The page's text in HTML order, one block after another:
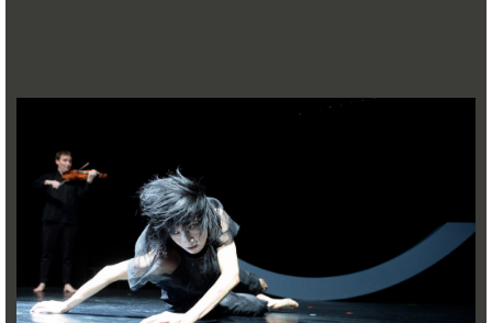
Beethovens umreißen sollten, zur unmittelbaren Erfahrung
Aus dieser Not haben Nico and the Navigators gemeinsam
mit dem Kuss Quartett eine Tugend gemacht, indem sie der
drohenden Resignation mit kleinen Nachrichten aus der
gemeinsamen Gegenwart in der Vereinzelung begegneten.
So entstand – im digitalen Raum – ein Krisen-Tagebuch, das